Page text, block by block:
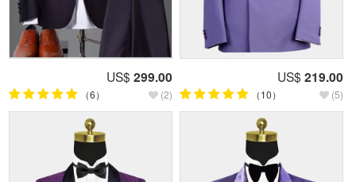
US$ 299.00
（6） (2)
US$ 219.00
（10） (5)